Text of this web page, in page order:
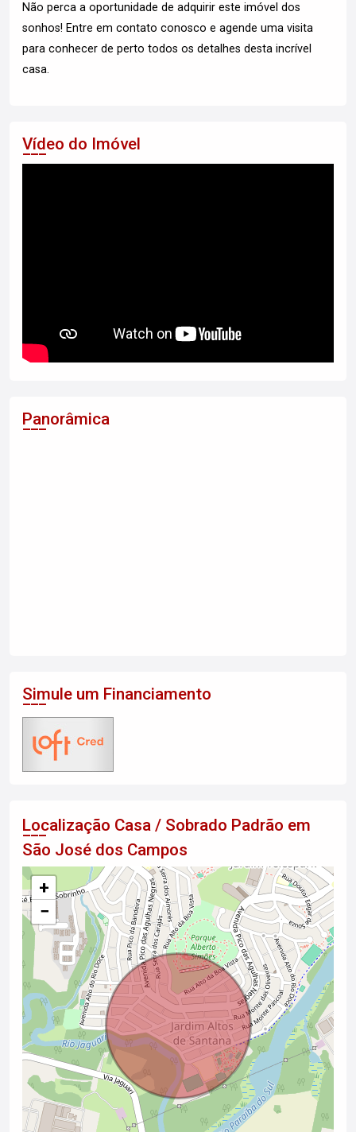
Não perca a oportunidade de adquirir este imóvel dos
sonhos! Entre em contato conosco e agende uma visita
para conhecer de perto todos os detalhes desta incrível
casa.
Vídeo do Imóvel
Panorâmica
Simule um Financiamento
Localização Casa / Sobrado Padrão em
São José dos Campos
+
−